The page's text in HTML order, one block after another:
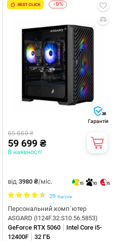
BEST CLICK -9%
36
Гарантія
65 669 ₴
59 699 ₴
В наявності
від 3980 ₴/міс. 15 10 15
29 Відгуків
Персональний комп`ютер
ASGARD (I124F.32.S10.56.5853)
GeForce RTX 5060
Intel Core i5-
12400F
32 ГБ